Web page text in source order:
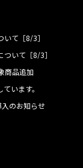
て［8/3］
いて［8/3］
商品追加
います。
のお知らせ